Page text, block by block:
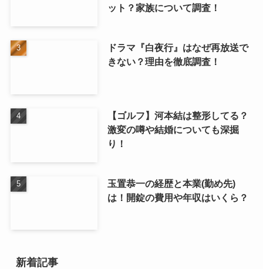
ット？家族について調査！
ドラマ『白夜行』はなぜ再放送で
きない？理由を徹底調査！
【ゴルフ】河本結は整形してる？
激変の噂や結婚についても深掘
り！
玉置恭一の経歴と本業(勤め先)
は！開錠の費用や年収はいくら？
新着記事